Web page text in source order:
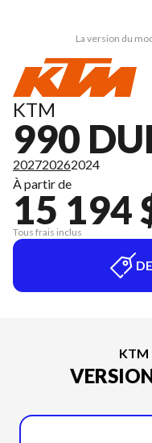
La version du
KTM
990
202720262024
À partir de
15 194
Tous frais inclus
KTM